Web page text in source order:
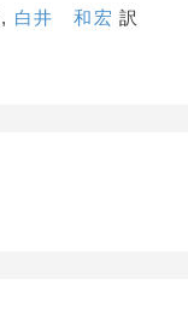
白井 和宏 訳